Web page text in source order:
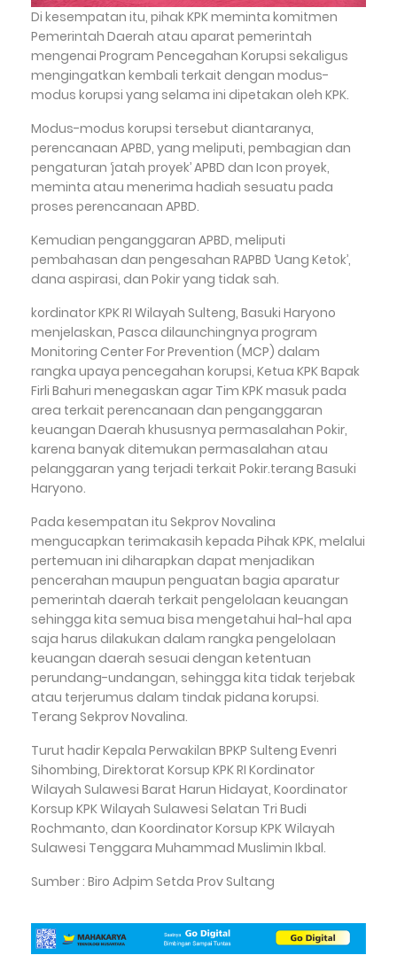
Di kesempatan itu, pihak KPK meminta komitmen
Pemerintah Daerah atau aparat pemerintah
mengenai Program Pencegahan Korupsi sekaligus
mengingatkan kembali terkait dengan modus-
modus korupsi yang selama ini dipetakan oleh KPK.
Modus-modus korupsi tersebut diantaranya,
perencanaan APBD, yang meliputi, pembagian dan
pengaturan ‘jatah proyek’ APBD dan Icon proyek,
meminta atau menerima hadiah sesuatu pada
proses perencanaan APBD.
Kemudian penganggaran APBD, meliputi
pembahasan dan pengesahan RAPBD ‘Uang Ketok’,
dana aspirasi, dan Pokir yang tidak sah.
kordinator KPK RI Wilayah Sulteng, Basuki Haryono
menjelaskan, Pasca dilaunchingnya program
Monitoring Center For Prevention (MCP) dalam
rangka upaya pencegahan korupsi, Ketua KPK Bapak
Firli Bahuri menegaskan agar Tim KPK masuk pada
area terkait perencanaan dan penganggaran
keuangan Daerah khususnya permasalahan Pokir,
karena banyak ditemukan permasalahan atau
pelanggaran yang terjadi terkait Pokir.terang Basuki
Haryono.
Pada kesempatan itu Sekprov Novalina
mengucapkan terimakasih kepada Pihak KPK, melalui
pertemuan ini diharapkan dapat menjadikan
pencerahan maupun penguatan bagia aparatur
pemerintah daerah terkait pengelolaan keuangan
sehingga kita semua bisa mengetahui hal-hal apa
saja harus dilakukan dalam rangka pengelolaan
keuangan daerah sesuai dengan ketentuan
perundang-undangan, sehingga kita tidak terjebak
atau terjerumus dalam tindak pidana korupsi.
Terang Sekprov Novalina.
Turut hadir Kepala Perwakilan BPKP Sulteng Evenri
Sihombing, Direktorat Korsup KPK RI Kordinator
Wilayah Sulawesi Barat Harun Hidayat, Koordinator
Korsup KPK Wilayah Sulawesi Selatan Tri Budi
Rochmanto, dan Koordinator Korsup KPK Wilayah
Sulawesi Tenggara Muhammad Muslimin Ikbal.
Sumber : Biro Adpim Setda Prov Sultang